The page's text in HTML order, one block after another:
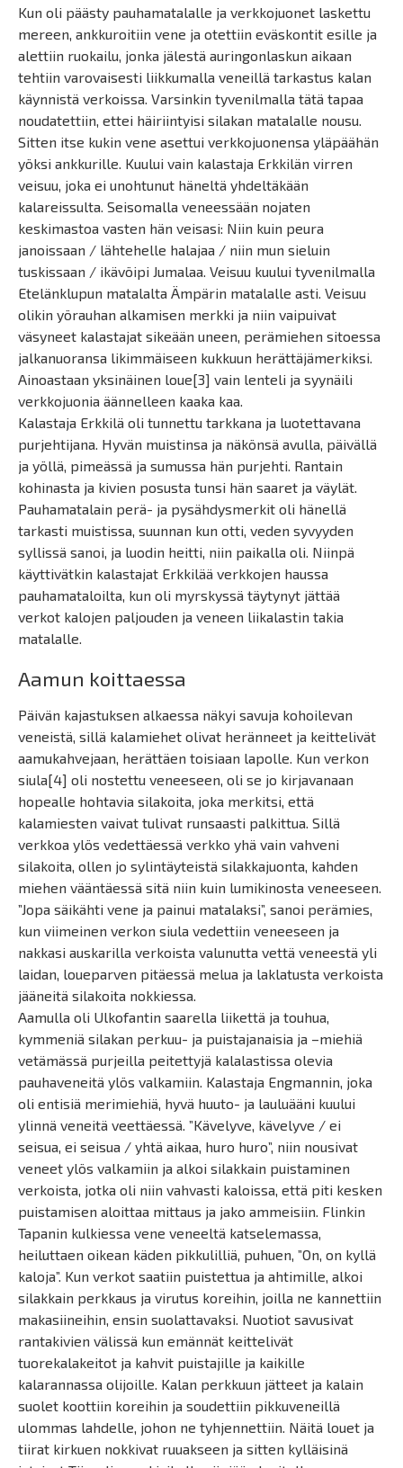
Kun oli päästy pauhamatalalle ja verkkojuonet laskettu
mereen, ankkuroitiin vene ja otettiin eväskontit esille ja
alettiin ruokailu, jonka jälestä auringonlaskun aikaan
tehtiin varovaisesti liikkumalla veneillä tarkastus kalan
käynnistä verkoissa. Varsinkin tyvenilmalla tätä tapaa
noudatettiin, ettei häiriintyisi silakan matalalle nousu.
Sitten itse kukin vene asettui verkkojuonensa yläpäähän
yöksi ankkurille. Kuului vain kalastaja Erkkilän virren
veisuu, joka ei unohtunut häneltä yhdeltäkään
kalareissulta. Seisomalla veneessään nojaten
keskimastoa vasten hän veisasi: Niin kuin peura
janoissaan / lähtehelle halajaa / niin mun sieluin
tuskissaan / ikävöipi Jumalaa. Veisuu kuului tyvenilmalla
Etelänklupun matalalta Ämpärin matalalle asti. Veisuu
olikin yörauhan alkamisen merkki ja niin vaipuivat
väsyneet kalastajat sikeään uneen, perämiehen sitoessa
jalkanuoransa likimmäiseen kukkuun herättäjämerkiksi.
Ainoastaan yksinäinen loue[3] vain lenteli ja syynäili
verkkojuonia äännelleen kaaka kaa.
Kalastaja Erkkilä oli tunnettu tarkkana ja luotettavana
purjehtijana. Hyvän muistinsa ja näkönsä avulla, päivällä
ja yöllä, pimeässä ja sumussa hän purjehti. Rantain
kohinasta ja kivien posusta tunsi hän saaret ja väylät.
Pauhamatalain perä- ja pysähdysmerkit oli hänellä
tarkasti muistissa, suunnan kun otti, veden syvyyden
syllissä sanoi, ja luodin heitti, niin paikalla oli. Niinpä
käyttivätkin kalastajat Erkkilää verkkojen haussa
pauhamataloilta, kun oli myrskyssä täytynyt jättää
verkot kalojen paljouden ja veneen liikalastin takia
matalalle.
Aamun koittaessa
Päivän kajastuksen alkaessa näkyi savuja kohoilevan
veneistä, sillä kalamiehet olivat heränneet ja keittelivät
aamukahvejaan, herättäen toisiaan lapolle. Kun verkon
siula[4] oli nostettu veneeseen, oli se jo kirjavanaan
hopealle hohtavia silakoita, joka merkitsi, että
kalamiesten vaivat tulivat runsaasti palkittua. Sillä
verkkoa ylös vedettäessä verkko yhä vain vahveni
silakoita, ollen jo sylintäyteistä silakkajuonta, kahden
miehen vääntäessä sitä niin kuin lumikinosta veneeseen.
”Jopa säikähti vene ja painui matalaksi”, sanoi perämies,
kun viimeinen verkon siula vedettiin veneeseen ja
nakkasi auskarilla verkoista valunutta vettä veneestä yli
laidan, loueparven pitäessä melua ja laklatusta verkoista
jääneitä silakoita nokkiessa.
Aamulla oli Ulkofantin saarella liikettä ja touhua,
kymmeniä silakan perkuu- ja puistajanaisia ja –miehiä
vetämässä purjeilla peitettyjä kalalastissa olevia
pauhaveneitä ylös valkamiin. Kalastaja Engmannin, joka
oli entisiä merimiehiä, hyvä huuto- ja lauluääni kuului
ylinnä veneitä veettäessä. ”Kävelyve, kävelyve / ei
seisua, ei seisua / yhtä aikaa, huro huro”, niin nousivat
veneet ylös valkamiin ja alkoi silakkain puistaminen
verkoista, jotka oli niin vahvasti kaloissa, että piti kesken
puistamisen aloittaa mittaus ja jako ammeisiin. Flinkin
Tapanin kulkiessa vene veneeltä katselemassa,
heiluttaen oikean käden pikkulilliä, puhuen, ”On, on kyllä
kaloja”. Kun verkot saatiin puistettua ja ahtimille, alkoi
silakkain perkkaus ja virutus koreihin, joilla ne kannettiin
makasiineihin, ensin suolattavaksi. Nuotiot savusivat
rantakivien välissä kun emännät keittelivät
tuorekalakeitot ja kahvit puistajille ja kaikille
kalarannassa olijoille. Kalan perkkuun jätteet ja kalain
suolet koottiin koreihin ja soudettiin pikkuveneillä
ulommas lahdelle, johon ne tyhjennettiin. Näitä louet ja
tiirat kirkuen nokkivat ruuakseen ja sitten kylläisinä